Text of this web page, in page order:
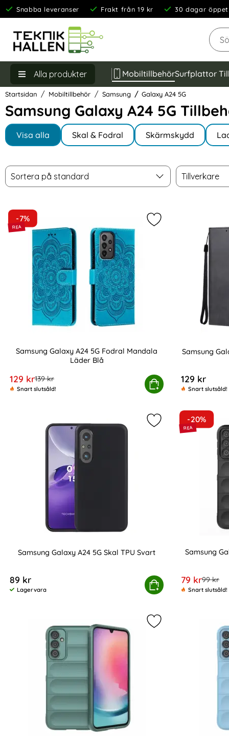
Snabba leveranser Frakt från 19 kr 30 dagar
Sök
Alla produkter MobiltillbehörSurfplattor
Startsidan Mobiltillbehör Samsung Galaxy A24 5G
Samsung Galaxy A24 5G
Hoppa
produkter
Underkategorier
Visa alla
I Galaxy A24 5GSkal & Fodral Skärmskydd
Hoppa
över
Filtrera & sortera
Sortera
Sortera på standard
Tillverkare
Tillverkare
produktlista
-7%
Samsung Galaxy A24 5G Fodral Mandala
Läder Blå
rea pris
129 krtidigare pris
139 kr
Snart slutsåld!
Köp
Samsung Galaxy A24 5G Fodral Mandala
Markera samsung
Samsung
129 kr
Snart slutsåld!
Samsung Galaxy A24 5G Skal TPU Svart
89 kr
Tillgänglighet:
Lagervara
Köp
Samsung Galaxy A24 5G Skal TPU Svart
Markera samsung
-20%
Samsung
rea pris
79 krtidigare
99 kr
Snart slutsåld!
Markera samsung